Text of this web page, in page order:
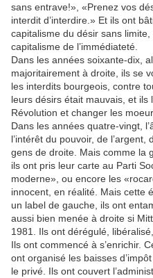
sans entrave!», «Prenez vos
interdit d’interdire.» Et ils ont
capitalisme du désir sans
capitalisme de l’immédiateté.
Dans les années soixante-dix,
majoritairement à droite, ils se
les interdits bourgeois, contre
leurs désirs était mauvais, et
Révolution et changer les
Dans les années quatre-vingt,
l’intérêt du pouvoir, de
gens de droite. Mais comme la
ils ont pris leur carte au Parti
moderne», ou encore les
innocent, en réalité. Mais cette
un label de gauche, ils ont
aussi bien menée à droite si
1981. Ils ont dérégulé,
Ils ont commencé à s’enrichir.
ont organisé les baisses
le privé. Ils ont couvert